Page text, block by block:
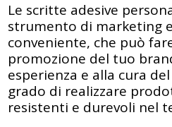
Le scritte adesive
strumento di marketing
conveniente, che può
promozione del tuo
esperienza e alla cura
grado di realizzare
resistenti e durevoli nel